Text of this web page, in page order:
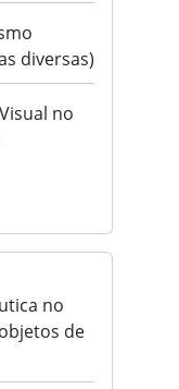
diversas)
no
no
de